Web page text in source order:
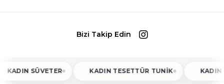
Bizi Takip Edin
SÜVETER KADIN TESETTÜR TUNIK KADIN ATLET